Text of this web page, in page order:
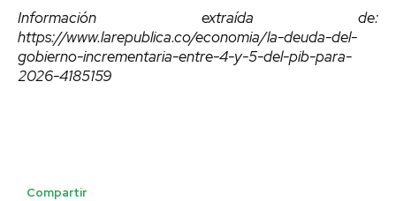
Información extraída de:
https://www.larepublica.co/economia/la-deuda-del-
gobierno-incrementaria-entre-4-y-5-del-pib-para-
2026-4185159
Compartir